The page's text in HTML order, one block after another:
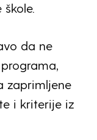
da ne
zaprimljene
i kriterije iz